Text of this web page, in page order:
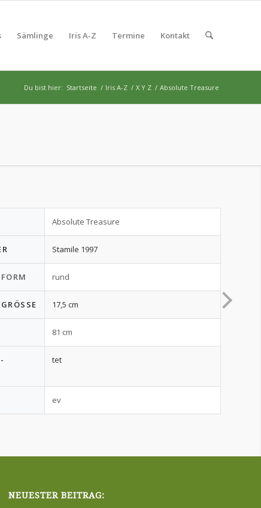
Sämlinge Iris A-Z Termine Kontakt
Du bist hier: Startseite / Iris A-Z / X Y Z / Absolute Treasure
Absolute Treasure
Stamile 1997
rund
17,5 cm
81 cm
tet
ev
NEUESTER BEITRAG: